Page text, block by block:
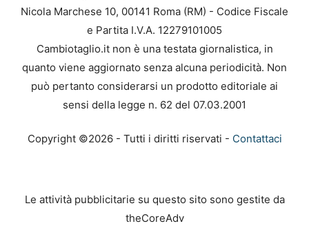
Nicola Marchese 10, 00141 Roma (RM) - Codice Fiscale
e Partita I.V.A. 12279101005
Cambiotaglio.it non è una testata giornalistica, in
quanto viene aggiornato senza alcuna periodicità. Non
può pertanto considerarsi un prodotto editoriale ai
sensi della legge n. 62 del 07.03.2001
Copyright ©2026 - Tutti i diritti riservati - Contattaci
Le attività pubblicitarie su questo sito sono gestite da
theCoreAdv